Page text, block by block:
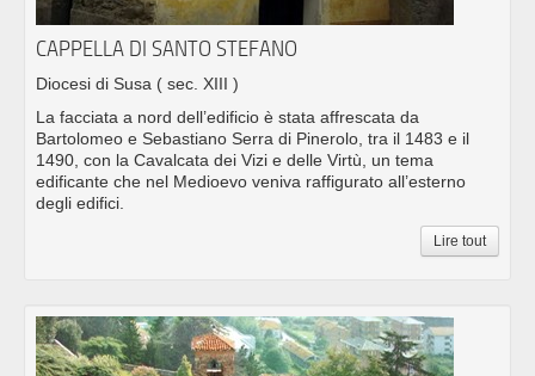
CAPPELLA DI SANTO STEFANO
Diocesi di Susa ( sec. XIII )
La facciata a nord dell’edificio è stata affrescata da
Bartolomeo e Sebastiano Serra di Pinerolo, tra il 1483 e il
1490, con la Cavalcata dei Vizi e delle Virtù, un tema
edificante che nel Medioevo veniva raffigurato all’esterno
degli edifici.
Lire tout